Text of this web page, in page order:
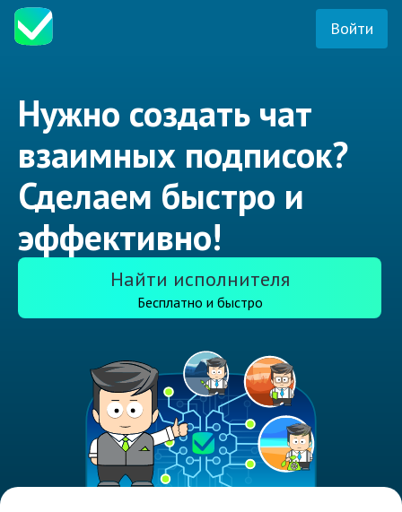
Войти
Нужно создать чат
взаимных подписок?
Сделаем быстро и
эффективно!
Найти исполнителя
Бесплатно и быстро